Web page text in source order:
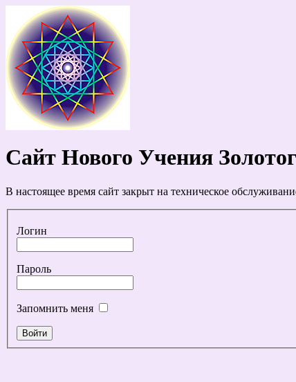
Сайт Нового Учения
В настоящее время сайт закрыт на техническое
Логин
Пароль
Запомнить меня